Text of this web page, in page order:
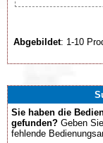
Abgebildet: 1-10
Sie haben die
gefunden? Geben
fehlende